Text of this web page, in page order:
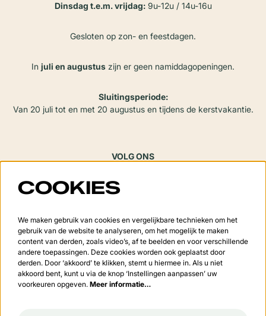
Dinsdag t.e.m. vrijdag:9u-12u / 14u-16u
Gesloten op zon- en feestdagen.
In juli en augustus zijn er geen namiddagopeningen.
Sluitingsperiode:
Van 20 juli tot en met 20 augustus en tijdens de kerstvakantie.
VOLG ONS
Meld je aan voor de nieuwsbrief
Aanmelden
COOKIES
We maken gebruik van cookies en vergelijkbare technieken om het
gebruik van de website te analyseren, om het mogelijk te maken
content van derden, zoals video’s, af te beelden en voor verschillende
andere toepassingen. Deze cookies worden ook geplaatst door
derden. Door ‘akkoord’ te klikken, stemt u hiermee in. Als u niet
akkoord bent, kunt u via de knop ‘Instellingen aanpassen’ uw
voorkeuren opgeven. Meer informatie…